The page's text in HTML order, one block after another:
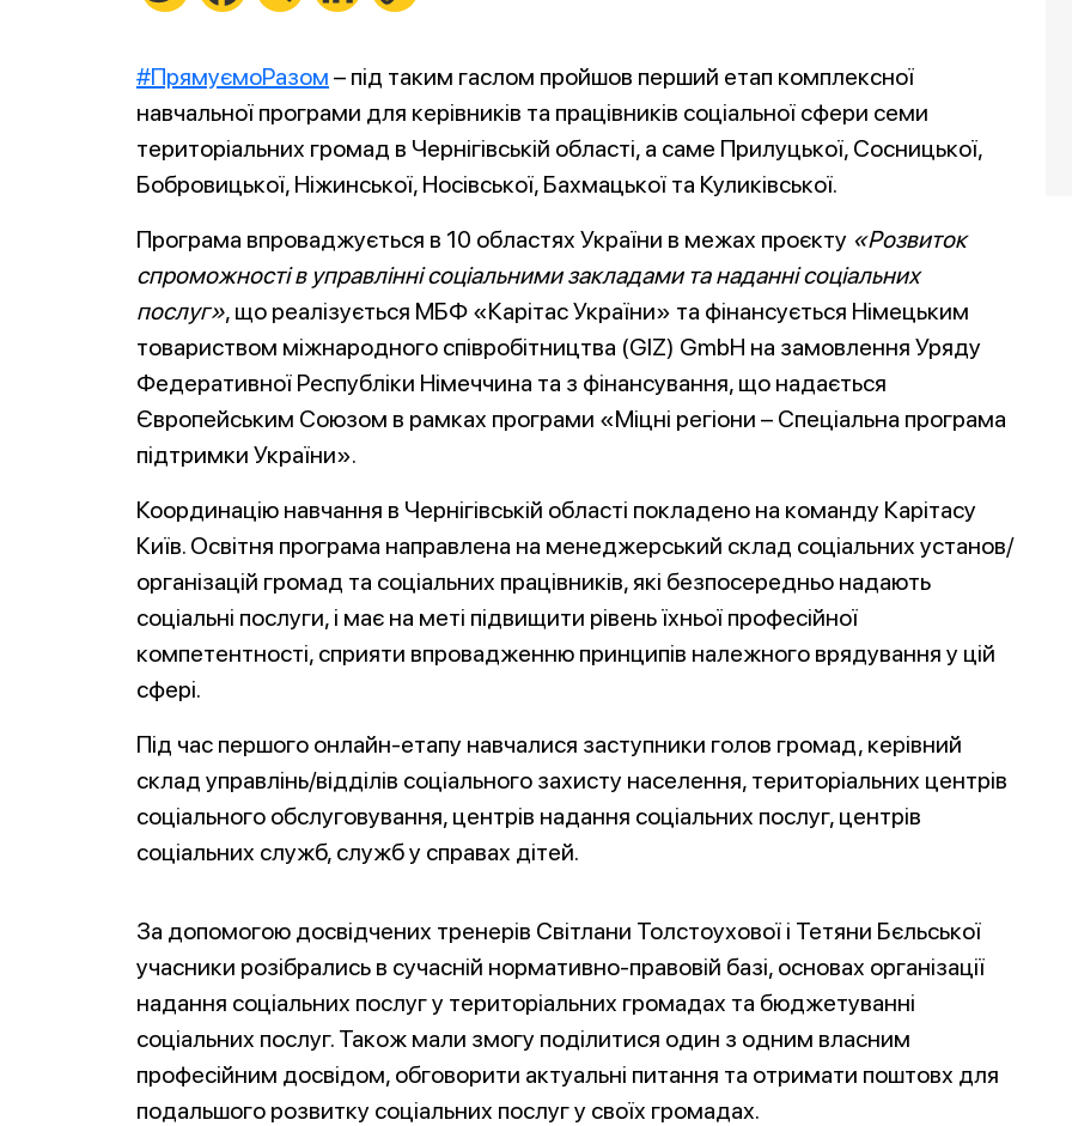
#ПрямуємоРазом – під таким гаслом пройшов перший етап комплексної
навчальної програми для керівників та працівників соціальної сфери семи
територіальних громад в Чернігівській області, а саме Прилуцької, Сосницької,
Бобровицької, Ніжинської, Носівської, Бахмацької та Куликівської.
Програма впроваджується в 10 областях України в межах проєкту «Розвиток
спроможності в управлінні соціальними закладами та наданні соціальних
послуг», що реалізується МБФ «Карітас України» та фінансується Німецьким
товариством міжнародного співробітництва (GIZ) GmbH на замовлення Уряду
Федеративної Республіки Німеччина та з фінансування, що надається
Європейським Союзом в рамках програми «Міцні регіони – Спеціальна програма
підтримки України».
Координацію навчання в Чернігівській області покладено на команду Карітасу
Київ. Освітня програма направлена на менеджерський склад соціальних установ/
організацій громад та соціальних працівників, які безпосередньо надають
соціальні послуги, і має на меті підвищити рівень їхньої професійної
компетентності, сприяти впровадженню принципів належного врядування у цій
сфері.
Під час першого онлайн-етапу навчалися заступники голов громад, керівний
склад управлінь/відділів соціального захисту населення, територіальних центрів
соціального обслуговування, центрів надання соціальних послуг, центрів
соціальних служб, служб у справах дітей.
За допомогою досвідчених тренерів Світлани Толстоухової і Тетяни Бєльської
учасники розібрались в сучасній нормативно-правовій базі, основах організації
надання соціальних послуг у територіальних громадах та бюджетуванні
соціальних послуг. Також мали змогу поділитися один з одним власним
професійним досвідом, обговорити актуальні питання та отримати поштовх для
подальшого розвитку соціальних послуг у своїх громадах.